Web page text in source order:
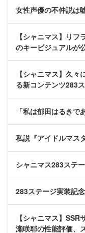
女性声優の不仲説は
【シャニマス】リ
のキービジュアルが
【シャニマス】久
る新コンテンツ283
「私は郁田はるきで
私説『アイドルマス
シャニマス283ステ
283ステージ実装記
【シャニマス】
瀬咲耶の性能評価、